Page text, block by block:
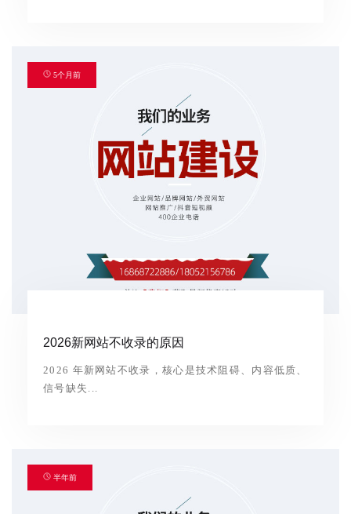
5个月前
2026新网站不收录的原因
2026 年新网站不收录，核心是技术阻碍、内容低质、
信号缺失...
半年前